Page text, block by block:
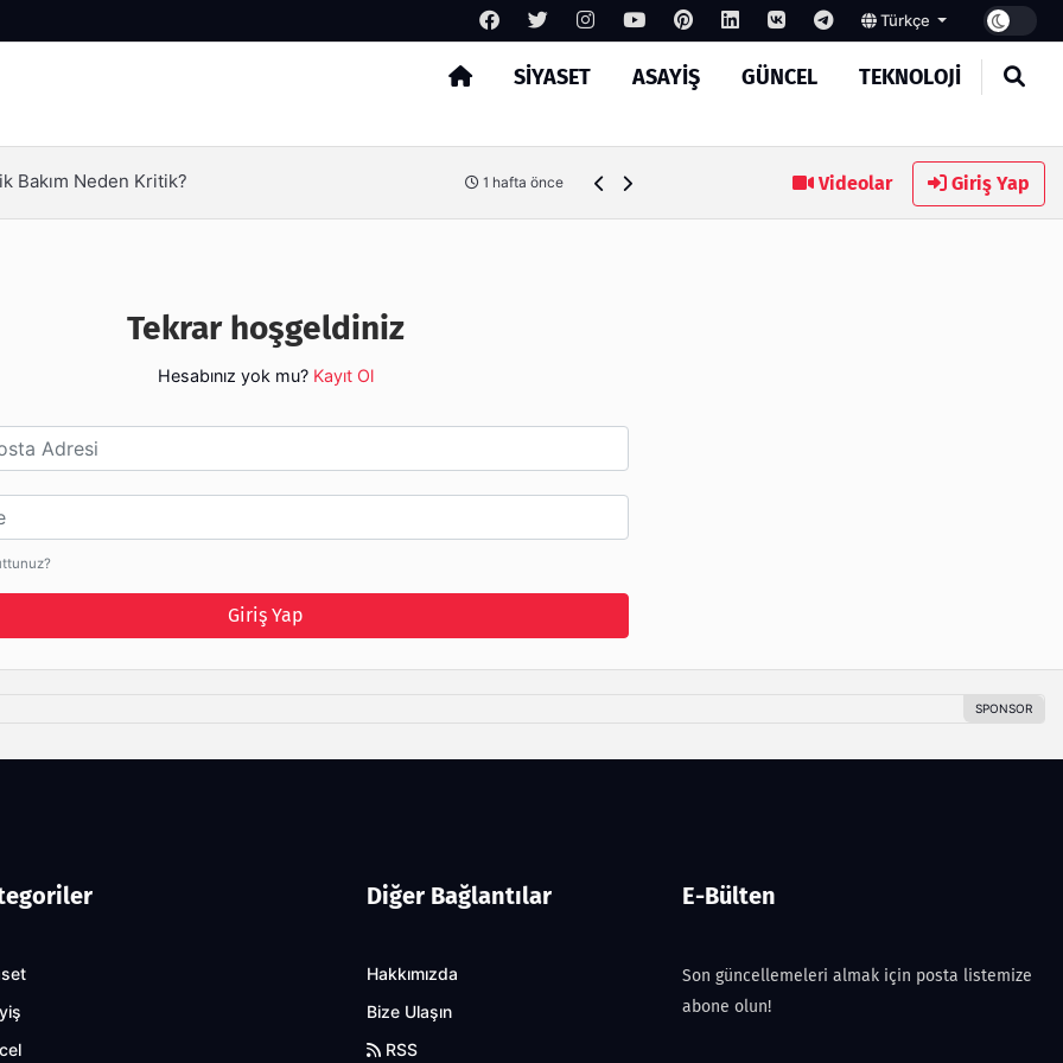
Türkçe
SIYASET ASAYIŞ GÜNCEL TEKNOLOJI
Arama
Bakım Neden Kritik? 1 hafta önce Ambalaj Süreçlerinde Yeni Nesil Verimliliği Olimpack ile
Videolar Giriş Yap
Tekrar hoşgeldiniz
Hesabınız yok mu? Kayıt Ol
Giriş Yap
Diğer Bağlantılar
Hakkımızda
Bize Ulaşın
RSS
E-Bülten
Son güncellemeleri almak için posta listemize
abone olun!